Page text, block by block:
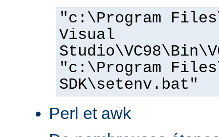
"c:\Program
Visual
"c:\Program
SDK\setenv.bat"
Perl et awk